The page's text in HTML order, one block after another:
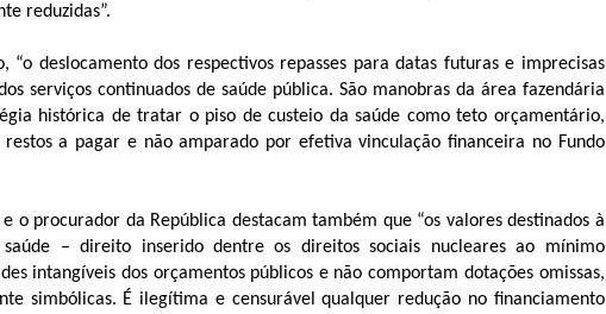
reduzidas”.
“o deslocamento dos respectivos repasses para datas futuras e imprecisas
serviços continuados de saúde pública. São manobras da área fazendária
histórica de tratar o piso de custeio da saúde como teto orçamentário,
a pagar e não amparado por efetiva vinculação financeira no Fundo
o procurador da República destacam também que “os valores destinados à
– direito inserido dentre os direitos sociais nucleares ao mínimo
intangíveis dos orçamentos públicos e não comportam dotações omissas,
simbólicas. É ilegítima e censurável qualquer redução no financiamento